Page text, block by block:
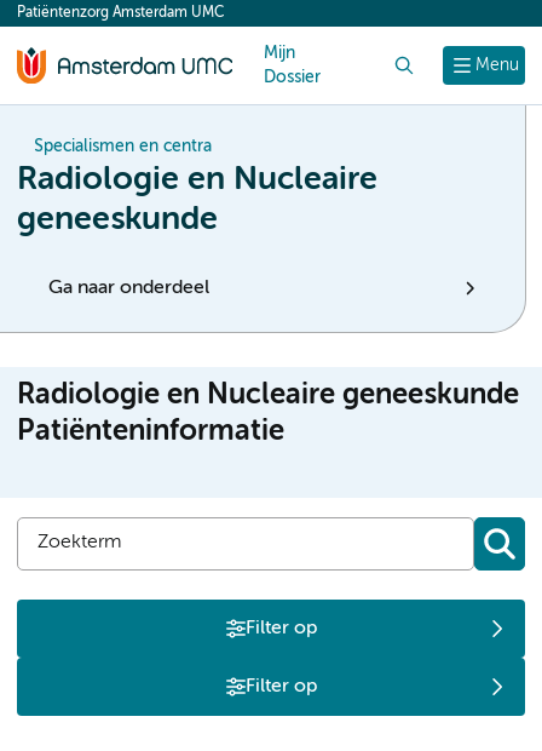
content
Menu
Patiëntenzorg Amsterdam UMC
Mijn
Dossier
Specialismen en centra
Radiologie en Nucleaire
geneeskunde
Ga naar onderdeel
Radiologie en Nucleaire geneeskunde
Patiënteninformatie
Filter op
Filter op